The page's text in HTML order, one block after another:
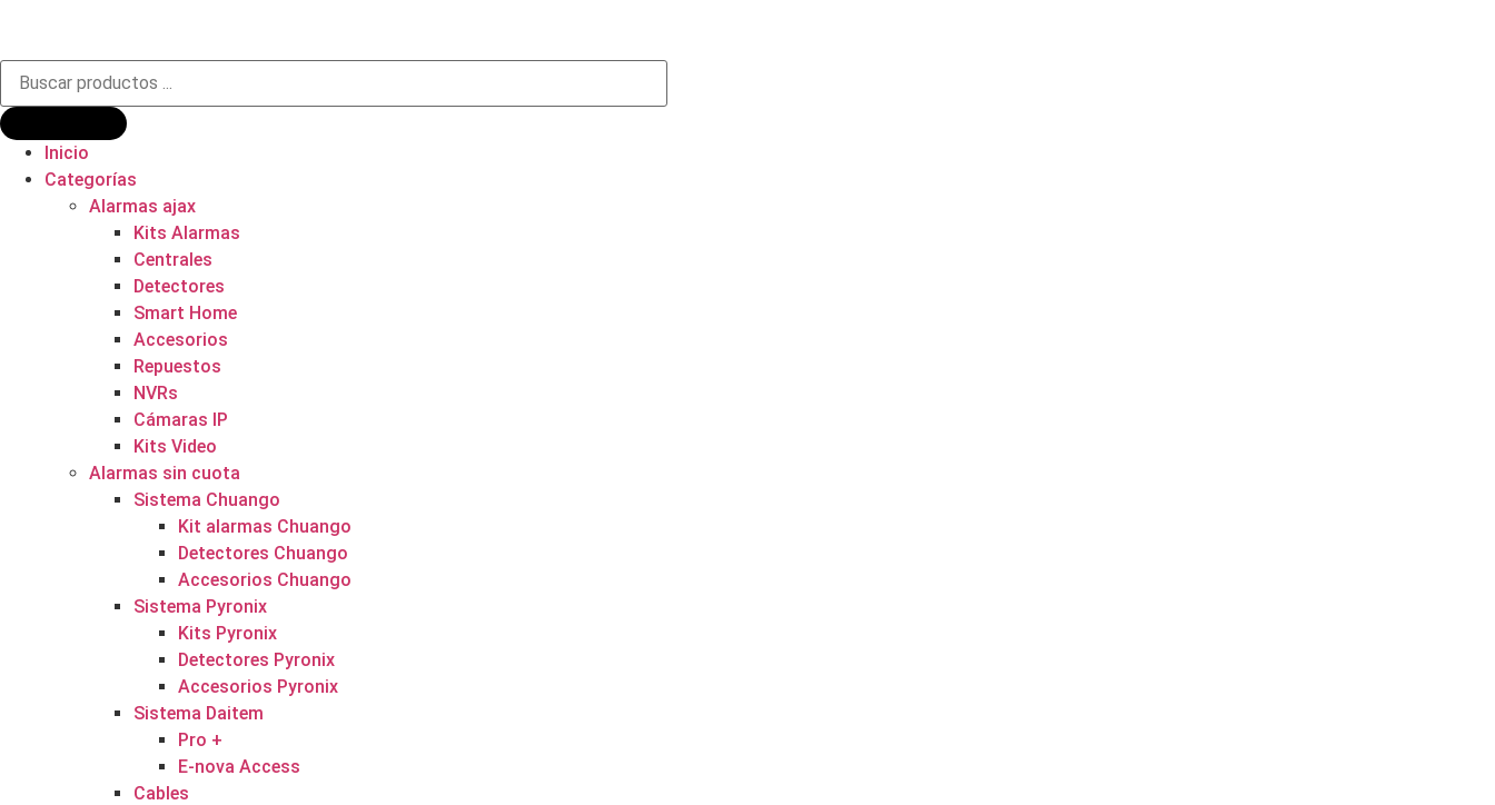
Búsqueda
productos
Inicio
Categorías
Alarmas ajax
Kits Alarmas
Centrales
Detectores
Smart Home
Accesorios
Repuestos
NVRs
Cámaras IP
Kits Video
Alarmas sin cuota
Sistema Chuango
Kit alarmas Chuango
Detectores Chuango
Accesorios Chuango
Sistema Pyronix
Kits Pyronix
Detectores Pyronix
Accesorios Pyronix
Sistema Daitem
Pro +
E-nova Access
Cables